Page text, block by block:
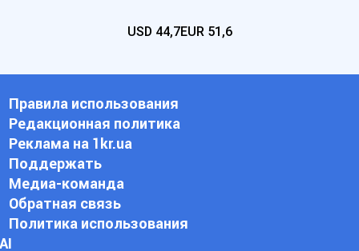
USD 44,7EUR 51,6
Правила использования
Редакционная политика
Реклама на 1kr.ua
Поддержать
Медиа-команда
Обратная связь
Политика использования
АI